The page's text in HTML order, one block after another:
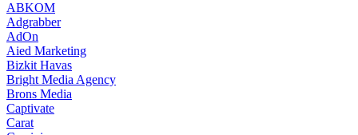
ABKOM
Adgrabber
AdOn
Aied Marketing
Bizkit Havas
Bright Media Agency
Brons Media
Captivate
Carat